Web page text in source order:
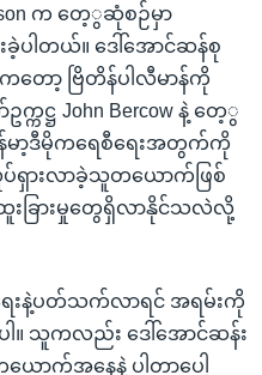
က တေ့ွဆုံစဉ်မှာ
ပါတယ်။ ဒေါ်အောင်ဆန်စု
တော့ ဗြိတိန်ပါလီမာန်ကို
ကဋ္ဌ John Bercow နဲ့ တေ့ွ
န်မာ့ဒီမိုကရေစီရေးအတွက်ကို
ားလာခဲ့သူတယောက်ဖြစ်
ြားမှုတွေရှိလာနိုင်သလဲလို့
အရေးနဲ့ပတ်သက်လာရင် အရမ်းကို
သူကလည်း ဒေါ်အောင်ဆန်း
ာက်အနေနဲ့ ပါတာပေါ့